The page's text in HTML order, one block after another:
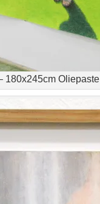
180x245cm